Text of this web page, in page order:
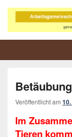
Veröffentlicht am
Im
Tieren